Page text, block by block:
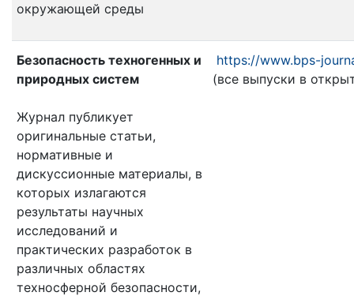
окружающей среды
Безопасность техногенных и
природных систем
Журнал публикует
оригинальные статьи,
нормативные и
дискуссионные материалы, в
которых излагаются
результаты научных
исследований и
практических разработок в
различных областях
техносферной безопасности,
https://www.bps-
(все выпуски в